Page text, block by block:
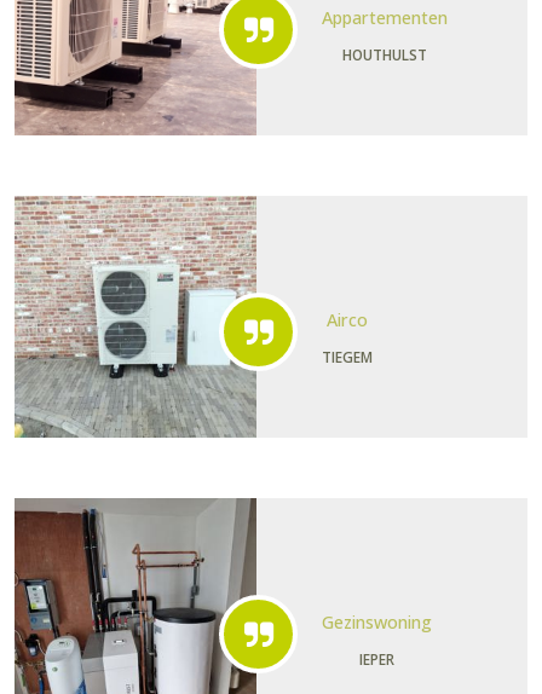
Appartementen
HOUTHULST
Airco
TIEGEM
Gezinswoning
IEPER